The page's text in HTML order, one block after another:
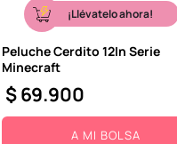
¡Llévatelo ahora!
Peluche Cerdito 12In Serie
Minecraft
$69.900
A MI BOLSA